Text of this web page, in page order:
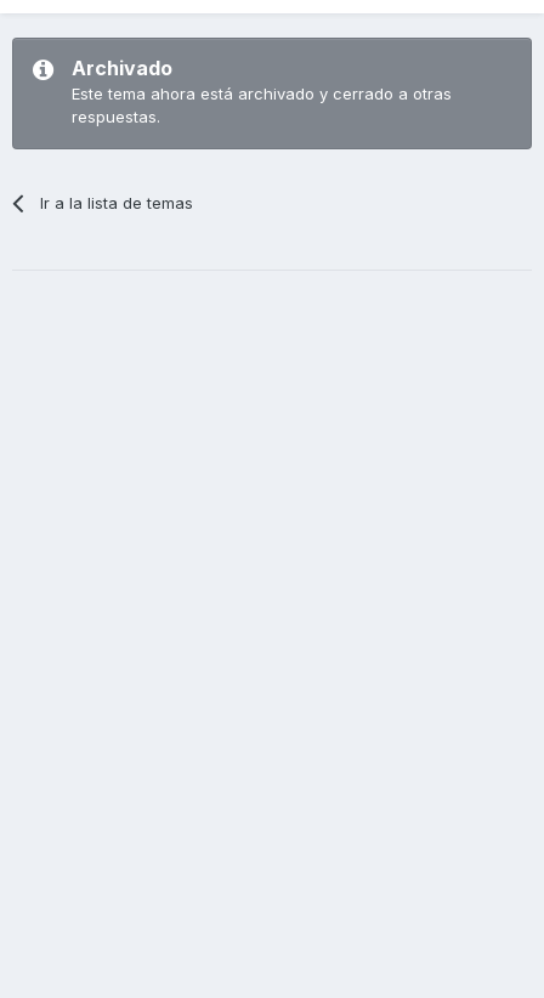
Archivado
Este tema ahora está archivado y cerrado a otras
respuestas.
Ir a la lista de temas